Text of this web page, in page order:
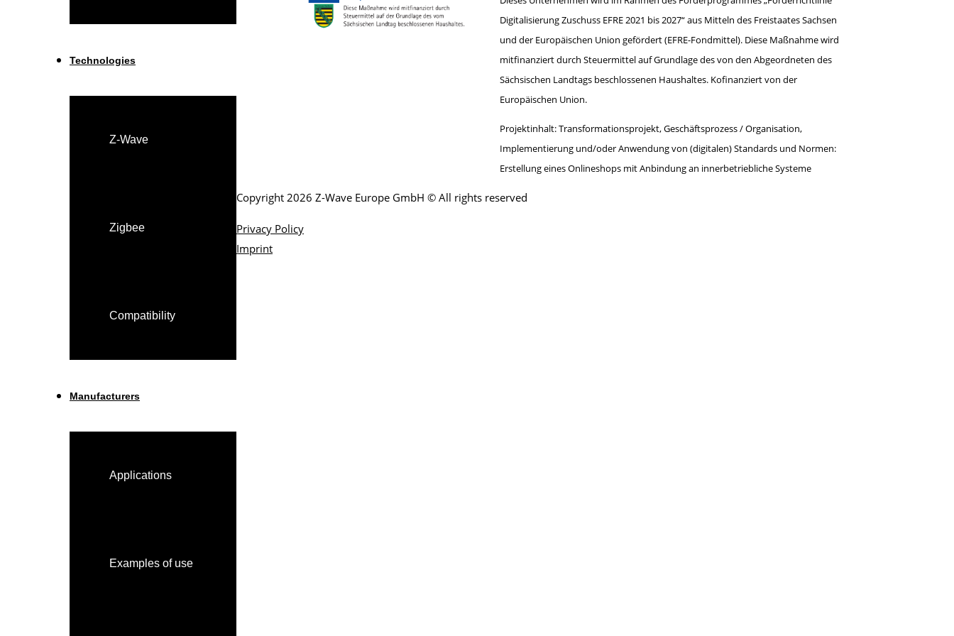
Technologies
Z-Wave
Zigbee
Compatibility
Manufacturers
Applications
Examples of use
Digitalisierung Zuschuss EFRE 2021 bis 2027“ aus Mitteln des Freistaates Sachsen
und der Europäischen Union gefördert (EFRE-Fondmittel). Diese Maßnahme wird
mitfinanziert durch Steuermittel auf Grundlage des von den Abgeordneten des
Sächsischen Landtags beschlossenen Haushaltes. Kofinanziert von der
Europäischen Union.
Projektinhalt: Transformationsprojekt, Geschäftsprozess / Organisation,
Implementierung und/oder Anwendung von (digitalen) Standards und Normen:
Erstellung eines Onlineshops mit Anbindung an innerbetriebliche Systeme
Copyright 2026 Z-Wave Europe GmbH © All rights reserved
Privacy Policy
Imprint